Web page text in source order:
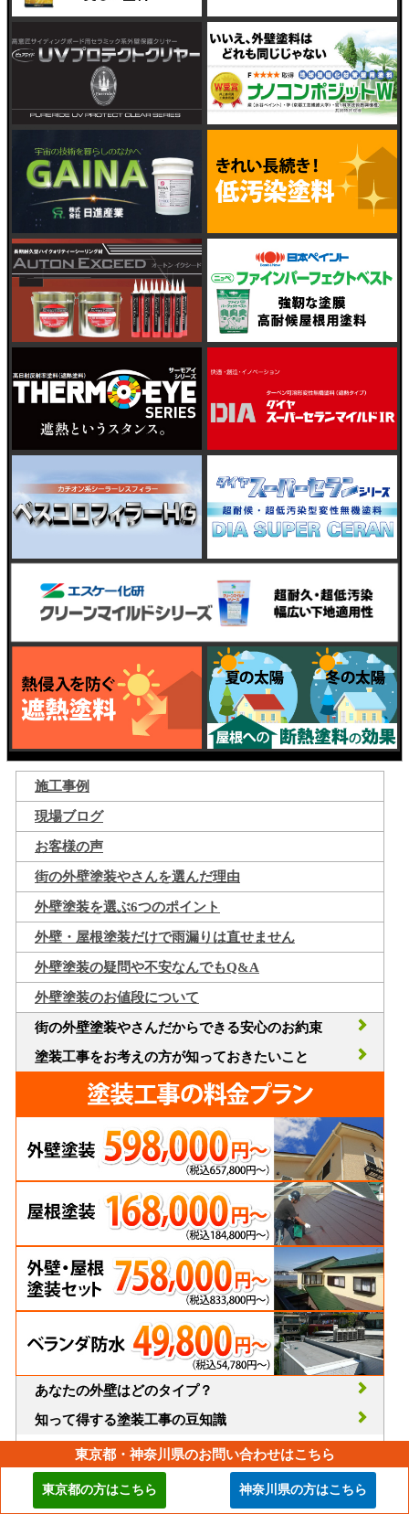
施工事例
現場ブログ
お客様の声
街の外壁塗装やさんを選んだ理由
外壁塗装を選ぶ6つのポイント
外壁・屋根塗装だけで雨漏りは直せません
外壁塗装の疑問や不安なんでもQ&A
外壁塗装のお値段について
街の外壁塗装やさんだからできる安心のお約束
塗装工事をお考えの方が知っておきたいこと
あなたの外壁はどのタイプ？
知って得する塗装工事の豆知識
外壁塗装はどこに頼んだらいい？
火災保険を活用した屋根・外壁補修
インフォメーション
東京都・神奈川県のお問い合わせはこちら
東京都の方はこちら 神奈川県の方はこちら